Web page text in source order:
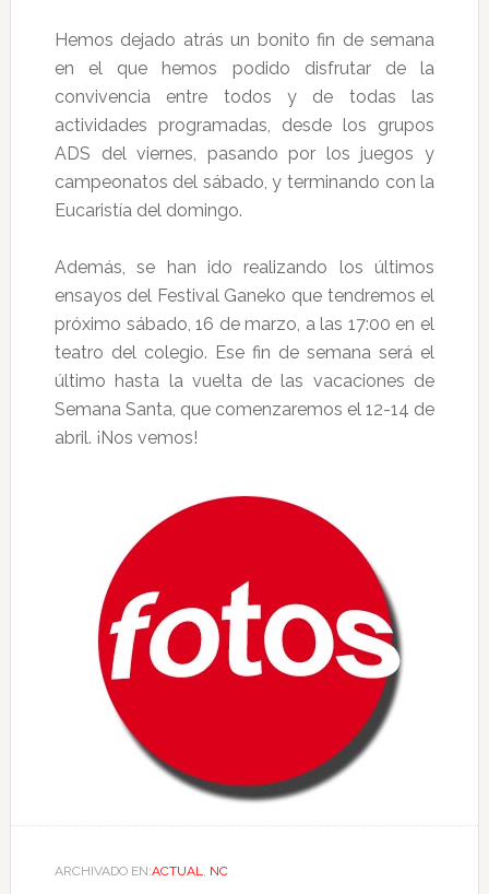
Hemos dejado atrás un bonito fin de semana
en el que hemos podido disfrutar de la
convivencia entre todos y de todas las
actividades programadas, desde los grupos
ADS del viernes, pasando por los juegos y
campeonatos del sábado, y terminando con la
Eucaristía del domingo.
Además, se han ido realizando los últimos
ensayos del Festival Ganeko que tendremos el
próximo sábado, 16 de marzo, a las 17:00 en el
teatro del colegio. Ese fin de semana será el
último hasta la vuelta de las vacaciones de
Semana Santa, que comenzaremos el 12-14 de
abril. ¡Nos vemos!
ARCHIVADO EN:ACTUAL, NC